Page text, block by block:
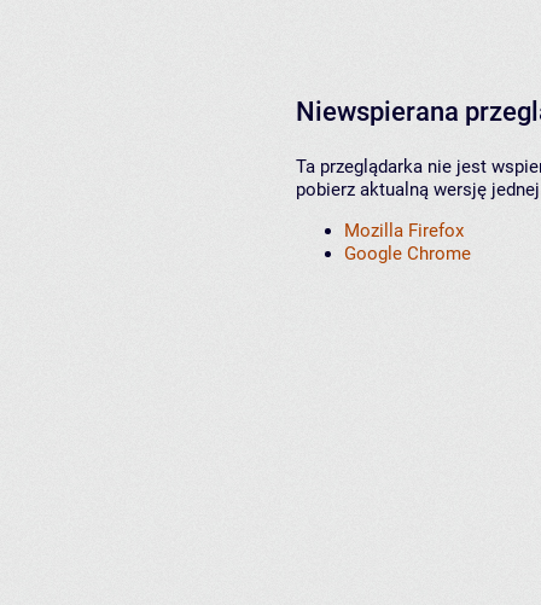
Niewspierana
Ta przeglądarka nie jest
pobierz aktualną wersję
Mozilla Firefox
Google Chrome